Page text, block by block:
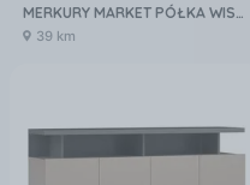
MERKURY MARKET PÓŁKA WISZĄCA ALIZE SZARY PLATYNOWY
39 km